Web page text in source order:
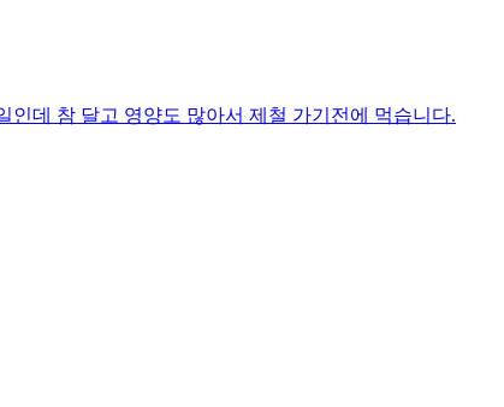
데 참 달고 영양도 많아서 제철 가기전에 먹습니다.